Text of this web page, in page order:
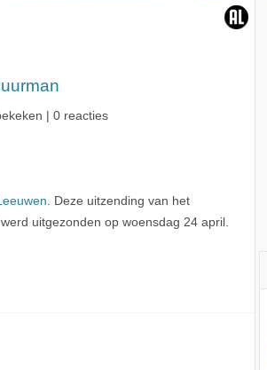
| 0 reacties
. Deze uitzending van het
uitgezonden op woensdag 24 april.